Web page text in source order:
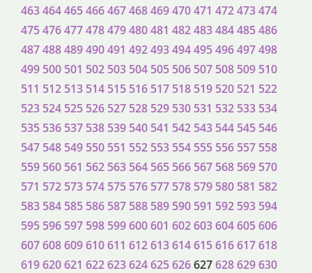
463464465466467468469470471 472473474
475476477478479480481 482483484485486
487488489490491 492493494495496497498
499 500 501 502 503 504 505 506 507 508 509 510
511 512 513 514 515 516 517 518 519 520 521 522
523 524 525 526 527 528 529 530 531 532 533 534
535 536 537 538 539 540 541 542 543 544 545 546
547 548 549 550 551 552 553 554 555 556 557 558
559 560 561 562 563 564 565 566 567 568 569 570
571 572 573 574 575 576 577 578 579 580 581 582
583 584 585 586 587 588 589 590 591 592 593 594
595 596 597 598 599600601 602603604605606
607608609610611 612613614615616617618
619620621 622623624625626627628629630